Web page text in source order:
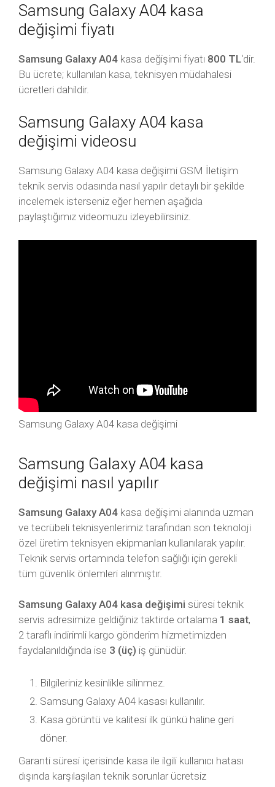
Samsung Galaxy A04 kasa
değişimi fiyatı
Samsung Galaxy A04 kasa değişimi fiyatı 800 TL‘dir.
Bu ücrete; kullanılan kasa, teknisyen müdahalesi
ücretleri dahildir.
Samsung Galaxy A04 kasa
değişimi videosu
Samsung Galaxy A04 kasa değişimi GSM İletişim
teknik servis odasında nasıl yapılır detaylı bir şekilde
incelemek isterseniz eğer hemen aşağıda
paylaştığımız videomuzu izleyebilirsiniz.
Samsung Galaxy A04 kasa değişimi
Samsung Galaxy A04 kasa
değişimi nasıl yapılır
Samsung Galaxy A04 kasa değişimi alanında uzman
ve tecrübeli teknisyenlerimiz tarafından son teknoloji
özel üretim teknisyen ekipmanları kullanılarak yapılır.
Teknik servis ortamında telefon sağlığı için gerekli
tüm güvenlik önlemleri alınmıştır.
Samsung Galaxy A04 kasa değişimi süresi teknik
servis adresimize geldiğiniz taktirde ortalama 1 saat,
2 taraflı indirimli kargo gönderim hizmetimizden
faydalanıldığında ise 3 (üç) iş günüdür.
Bilgileriniz kesinlikle silinmez.
Samsung Galaxy A04 kasası kullanılır.
Kasa görüntü ve kalitesi ilk günkü haline geri
döner.
Garanti süresi içerisinde kasa ile ilgili kullanıcı hatası
dışında karşılaşılan teknik sorunlar ücretsiz